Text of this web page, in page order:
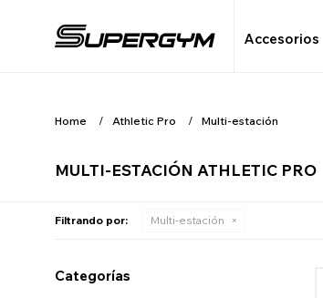
Accesorios
Home Athletic Pro Multi-estación
MULTI-ESTACIÓN ATHLETIC PRO
Filtrando por: Multi-estación
Categorías